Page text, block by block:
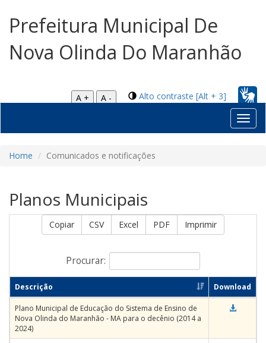
Prefeitura Municipal De
Nova Olinda Do Maranhão
Alto contraste [Alt + 3]
A +
A -
Home Comunicados e notificações
Planos Municipais
Copiar CSV Excel PDF Imprimir
Procurar:
Descrição Download
Plano Municipal de Educação do Sistema de Ensino de
Nova Olinda do Maranhão - MA para o decênio (2014 a
2024)